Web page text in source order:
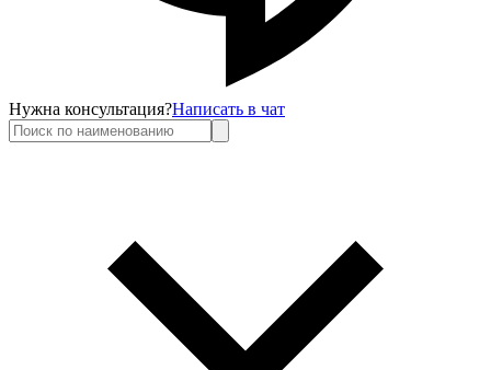
Нужна консультация?Написать в чат